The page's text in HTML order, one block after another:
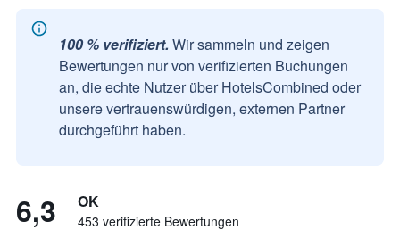
100 % verifiziert. Wir sammeln und zeigen
Bewertungen nur von verifizierten Buchungen
an, die echte Nutzer über HotelsCombined oder
unsere vertrauenswürdigen, externen Partner
durchgeführt haben.
6,3 OK
453 verifizierte Bewertungen